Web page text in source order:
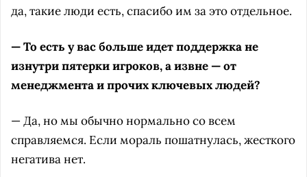
да, такие люди есть, спасибо им за это отдельное.
— То есть у вас больше идет поддержка не
изнутри пятерки игроков, а извне — от
менеджмента и прочих ключевых людей?
— Да, но мы обычно нормально со всем
справляемся. Если мораль пошатнулась, жесткого
негатива нет.